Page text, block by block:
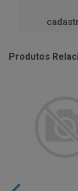
Produtos